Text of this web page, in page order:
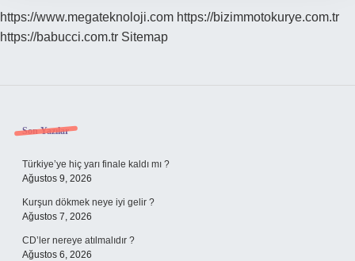
Mi
https://www.megateknoloji.com https://bizimmotokurye.com.tr
https://babucci.com.tr Sitemap
Sidebar
Son Yazılar
Türkiye’ye hiç yarı finale kaldı mı ?
Ağustos 9, 2026
Kurşun dökmek neye iyi gelir ?
Ağustos 7, 2026
CD’ler nereye atılmalıdır ?
Ağustos 6, 2026